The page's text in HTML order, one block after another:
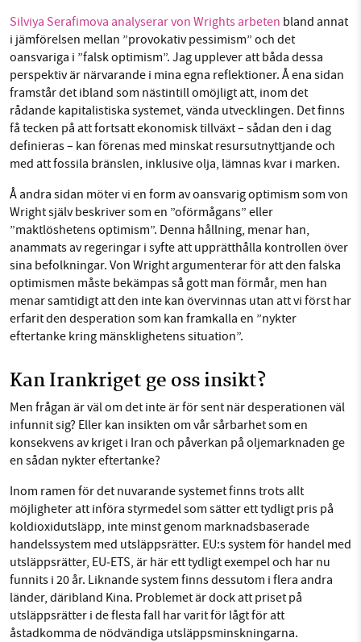
Silviya Serafimova analyserar von Wrights arbeten bland annat
i jämförelsen mellan ”provokativ pessimism” och det
oansvariga i ”falsk optimism”. Jag upplever att båda dessa
perspektiv är närvarande i mina egna reflektioner. Å ena sidan
framstår det ibland som nästintill omöjligt att, inom det
rådande kapitalistiska systemet, vända utvecklingen. Det finns
få tecken på att fortsatt ekonomisk tillväxt – sådan den i dag
definieras – kan förenas med minskat resursutnyttjande och
med att fossila bränslen, inklusive olja, lämnas kvar i marken.
Å andra sidan möter vi en form av oansvarig optimism som von
Wright själv beskriver som en ”oförmågans” eller
”maktlöshetens optimism”. Denna hållning, menar han,
anammats av regeringar i syfte att upprätthålla kontrollen över
sina befolkningar. Von Wright argumenterar för att den falska
optimismen måste bekämpas så gott man förmår, men han
menar samtidigt att den inte kan övervinnas utan att vi först har
erfarit den desperation som kan framkalla en ”nykter
eftertanke kring mänsklighetens situation”.
Kan Irankriget ge oss insikt?
Men frågan är väl om det inte är för sent när desperationen väl
infunnit sig? Eller kan insikten om vår sårbarhet som en
konsekvens av kriget i Iran och påverkan på oljemarknaden ge
en sådan nykter eftertanke?
Inom ramen för det nuvarande systemet finns trots allt
möjligheter att införa styrmedel som sätter ett tydligt pris på
koldioxidutsläpp, inte minst genom marknadsbaserade
handelssystem med utsläppsrätter. EU:s system för handel med
utsläppsrätter, EU‑ETS, är här ett tydligt exempel och har nu
funnits i 20 år. Liknande system finns dessutom i flera andra
länder, däribland Kina. Problemet är dock att priset på
utsläppsrätter i de flesta fall har varit för lågt för att
åstadkomma de nödvändiga utsläppsminskningarna.